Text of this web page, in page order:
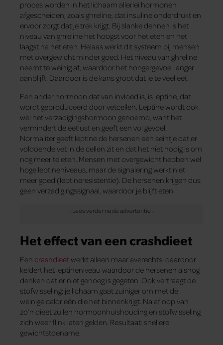
proces worden in het lichaam allerlei hormonen
afgescheiden, zoals ghreline, dat insuline onderdrukt en
ervoor zorgt dat je trek krijgt. Bij slanke dennen is het
niveau van ghreline het hoogst voor het eten en het
laagst na het eten. Helaas werkt dit systeem bij mensen
met overgewicht minder goed. Het niveau van ghreline
neemt te weinig af, waardoor het hongergevoel langer
aanblijft. Daardoor is de kans groot dat je te veel eet.
Een ander hormoon dat van invloed is, is leptine, dat
wordt geproduceerd door vetcellen. Leptine wordt ook
wel het verzadigingshormoon genoemd, want het
vermindert de eetlust en geeft een vol gevoel.
Normaliter geeft leptine de hersenen een seintje dat er
voldoende vet in de cellen zit en dat het niet nodig is om
nog meer te eten. Mensen met overgewicht hebben wel
hoge leptineniveaus, maar de signalering werkt niet
meer goed (leptineresistentie). De hersenen krijgen dus
geen verzadigingssignaal, waardoor je blijft eten.
Het effect van een crashdieet
Een crashdieet werkt alleen maar averechts: daardoor
keldert het leptineniveau waardoor de hersenen alsnog
denken dat er niet genoeg is gegeten. Ook vertraagt de
stofwisseling: je lichaam gaat zuiniger om met de
weinige calorieën die het binnenkrijgt. Na afloop van
zo’n dieet zullen hormoonhuishouding en stofwisseling
zich weer flink laten gelden. Resultaat: snellere
gewichtstoename.